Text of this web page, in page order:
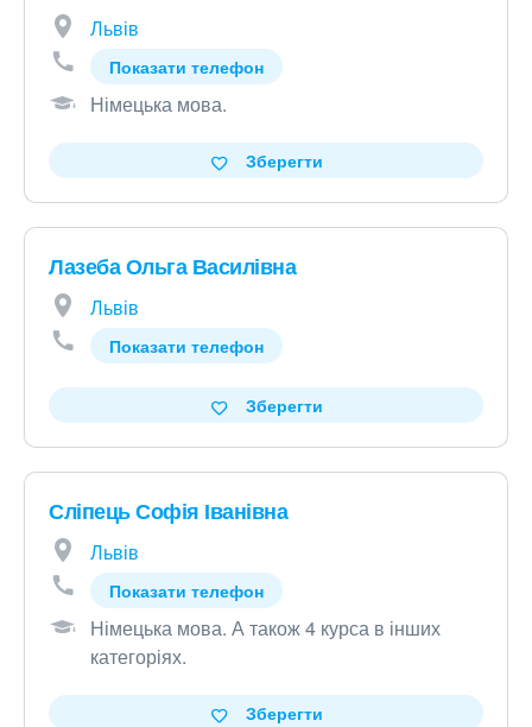
Львів
Показати телефон
Німецька мова.
Зберегти
Лазеба Ольга Василівна
Львів
Показати телефон
Зберегти
Сліпець Софія Іванівна
Львів
Показати телефон
Німецька мова. А також 4 курса в інших
категоріях.
Зберегти